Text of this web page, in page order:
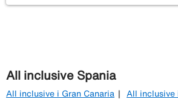
All inclusive Spania
All inclusive i Gran Canaria
All inclusive